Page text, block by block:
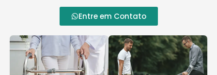
Entre em Contato